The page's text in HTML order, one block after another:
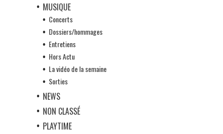
MUSIQUE
Concerts
Dossiers/hommages
Entretiens
Hors Actu
La vidéo de la semaine
Sorties
NEWS
NON CLASSÉ
PLAYTIME